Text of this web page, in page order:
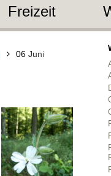
Freizeit
06 Juni